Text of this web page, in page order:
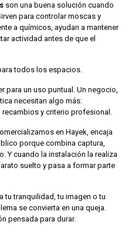
son una buena solución cuando
para controlar moscas y
a químicos, ayudan a mantener
actividad antes de que el
todos los espacios.
para un uso puntual. Un negocio,
necesitan algo más:
y criterio profesional.
en Hayek, encaja
porque combina captura,
Y cuando la instalación la realiza
suelto y pasa a formar parte
tu tranquilidad, tu imagen o tu
se convierta en una queja.
pensada para durar.